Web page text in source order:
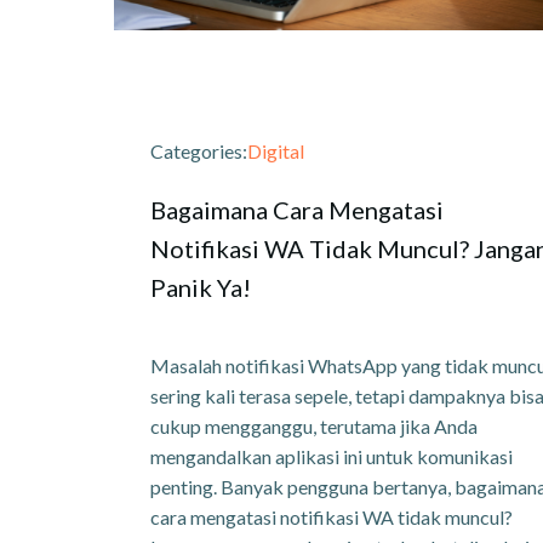
Categories:Digital
Bagaimana Cara Mengatasi
Notifikasi WA Tidak Muncul?
Panik Ya!
Masalah notifikasi WhatsApp yang tidak
sering kali terasa sepele, tetapi dampaknya bisa
cukup mengganggu, terutama jika Anda
mengandalkan aplikasi ini untuk komunikasi
penting. Banyak pengguna bertanya,
cara mengatasi notifikasi WA tidak muncul?